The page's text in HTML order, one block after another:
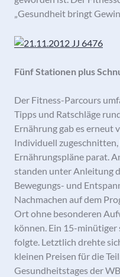
„Gesundheit bringt
Fünf Stationen plus
Der Fitness-Parcours
Tipps und Ratschläge
Ernährung gab es erneut
Individuell
Ernährungspläne parat.
standen unter Anleitung
Bewegungs- und
Nachmachen auf dem
Ort ohne besonderen
können. Ein 15-
folgte. Letztlich drehte
kleinen Preisen für die
Gesundheitstages der